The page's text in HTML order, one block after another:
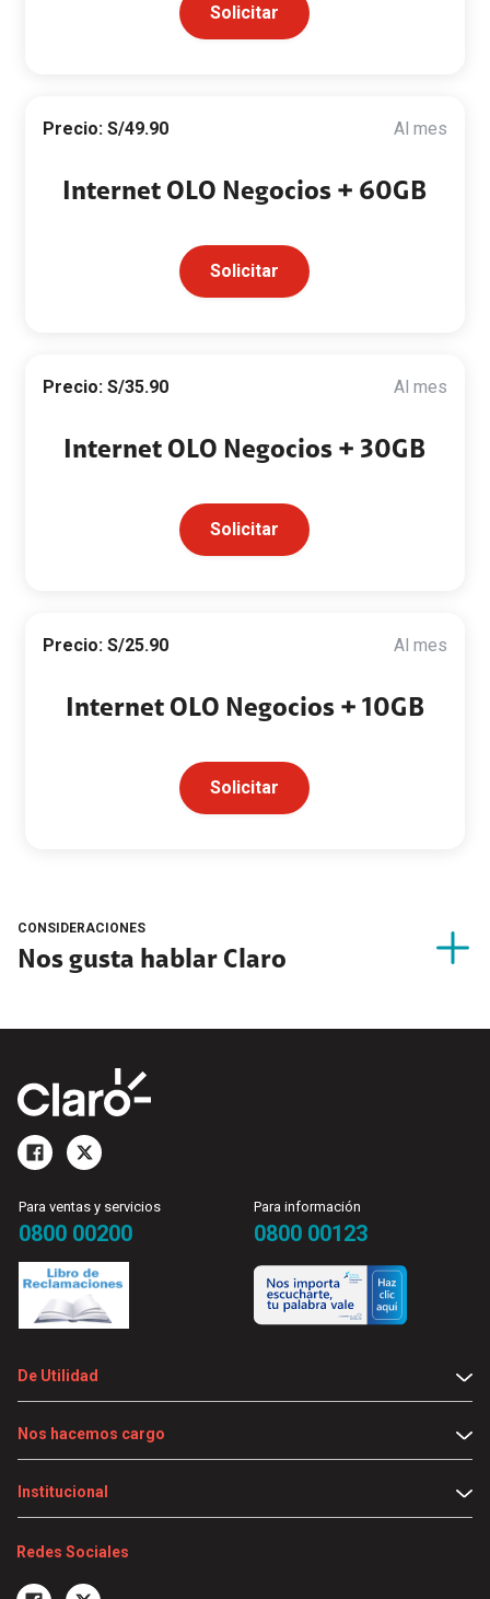
Solicitar
Precio: S/49.90 Al mes
Internet OLO Negocios + 60GB
Solicitar
Precio: S/35.90 Al mes
Internet OLO Negocios + 30GB
Solicitar
Precio: S/25.90 Al mes
Internet OLO Negocios + 10GB
Solicitar
CONSIDERACIONES
Nos gusta hablar Claro
Para ventas y servicios
0800 00200
Para información
0800 00123
De Utilidad
Nos hacemos cargo
Institucional
Redes Sociales